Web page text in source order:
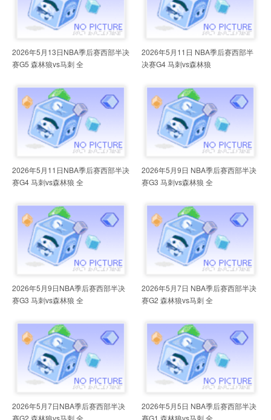
2026年5月13日NBA季后赛西部半决
赛G5 森林狼vs马刺 全
2026年5月11日 NBA季后赛西部半
决赛G4 马刺vs森林狼
2026年5月11日NBA季后赛西部半决
赛G4 马刺vs森林狼 全
2026年5月9日 NBA季后赛西部半决
赛G3 马刺vs森林狼 全
2026年5月9日NBA季后赛西部半决
赛G3 马刺vs森林狼 全
2026年5月7日 NBA季后赛西部半决
赛G2 森林狼vs马刺 全
2026年5月7日NBA季后赛西部半决
赛G2 森林狼vs马刺 全
2026年5月5日 NBA季后赛西部半决
赛G1 森林狼vs马刺 全